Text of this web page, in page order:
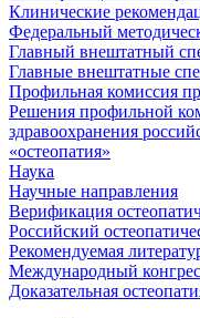
Клинические
Федеральный
Главный внештатный
Главные внештатные
Профильная комиссия
Решения профильной
здравоохранения
«остеопатия»
Наука
Научные направления
Верификация
Российский
Рекомендуемая
Международный
Доказательная